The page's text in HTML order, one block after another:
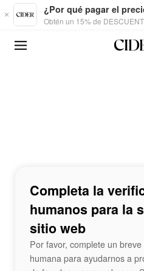
Skip to main content
¿Por qué pagar el
Obtén un 15% de
Completa la
humanos para la
sitio web
Por favor, complete un
humana para ayudarnos a